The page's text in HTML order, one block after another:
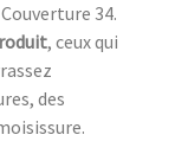
Couverture 34.
, ceux qui
des